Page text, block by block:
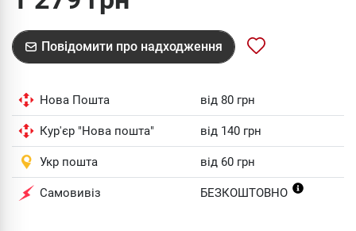
Повідомити про надходження
Нова Пошта від 80 грн
Кур'єр "Нова пошта" від 140 грн
Укр пошта від 60 грн
Самовивіз БЕЗКОШТОВНО